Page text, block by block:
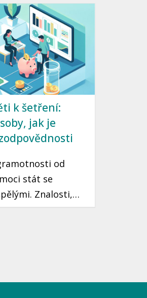
trhu. Tento
s tím, jak DCA
ve vaší vlastní
k šetření:
jak je
od
stát se
Znalosti,
sloužit po